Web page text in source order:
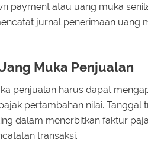
payment atau uang muka
jurnal penerimaan uang
Muka Penjualan
penjualan harus dapat
pertambahan nilai. Tanggal
dalam menerbitkan faktur
transaksi.